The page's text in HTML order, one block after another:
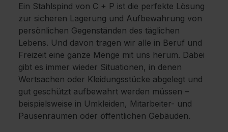
Ein Stahlspind von C + P ist die perfekte Lösung
zur sicheren Lagerung und Aufbewahrung von
persönlichen Gegenständen des täglichen
Lebens. Und davon tragen wir alle in Beruf und
Freizeit eine ganze Menge mit uns herum. Dabei
gibt es immer wieder Situationen, in denen
Wertsachen oder Kleidungsstücke abgelegt und
gut geschützt aufbewahrt werden müssen –
beispielsweise in Umkleiden, Mitarbeiter- und
Pausenräumen oder öffentlichen Gebäuden.